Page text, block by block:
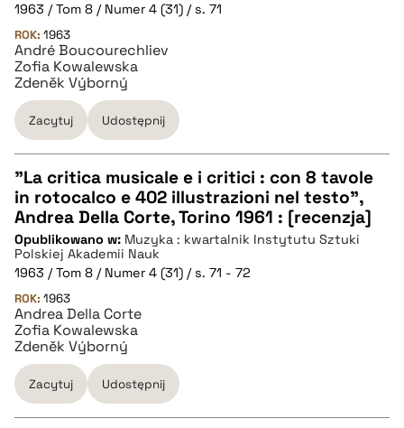
pobierz cytat
BIBTEX
pobierz cytat
1963 / Tom 8 / Numer 4 (31) / s. 71
ROK: 1963
André Boucourechliev
Zofia Kowalewska
Zdeněk Výborný
Zacytuj Udostępnij
CZYSTY TEKST
pobierz cytat
BIBTEX
pobierz cytat
"La critica musicale e i critici : con 8 tavole
in rotocalco e 402 illustrazioni nel testo",
Andrea Della Corte, Torino 1961 : [recenzja]
Opublikowano w: Muzyka : kwartalnik Instytutu Sztuki
Polskiej Akademii Nauk
1963 / Tom 8 / Numer 4 (31) / s. 71 - 72
ROK: 1963
Andrea Della Corte
Zofia Kowalewska
Zdeněk Výborný
Zacytuj Udostępnij